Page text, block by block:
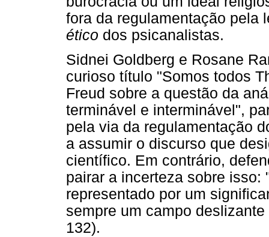
fora da regulamentação pela
ético dos psicanalistas.
Sidnei Goldberg e Rosane
curioso título "Somos todos
Freud sobre a questão da
terminável e interminável",
pela via da regulamentação
a assumir o discurso que
científico. Em contrário,
pairar a incerteza sobre isso:
representado por um
sempre um campo
132).